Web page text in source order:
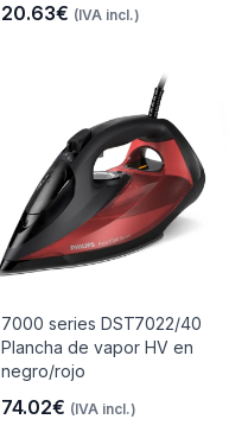
20.63€ (IVA incl.)
7000 series DST7022/40
Plancha de vapor HV en
negro/rojo
74.02€ (IVA incl.)